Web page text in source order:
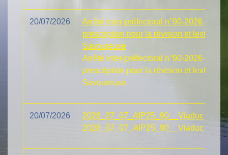
20/07/2026
Arrêté inter-préfectoral n°90-2026-07-
prescription pour la révision et
Savoureuse
Arrêté inter-préfectoral n°90-2026-07-
prescription pour la révision et
Savoureuse
20/07/2026
2026_07_07_AIP25_90__Viaduc
2026_07_07_AIP25_90__Viaduc